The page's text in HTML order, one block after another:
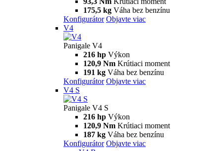
Panigale V2
120 hp Výkon
93,3 Nm Krútiaci moment
Konfigurátor
V2 S
Panigale V2 S
120 hp Výkon
93,3 Nm Krútiaci moment
Konfigurátor
newV2 MM93
Panigale V2 MM93
120 hp Výkon
93,3 Nm Krútiaci moment